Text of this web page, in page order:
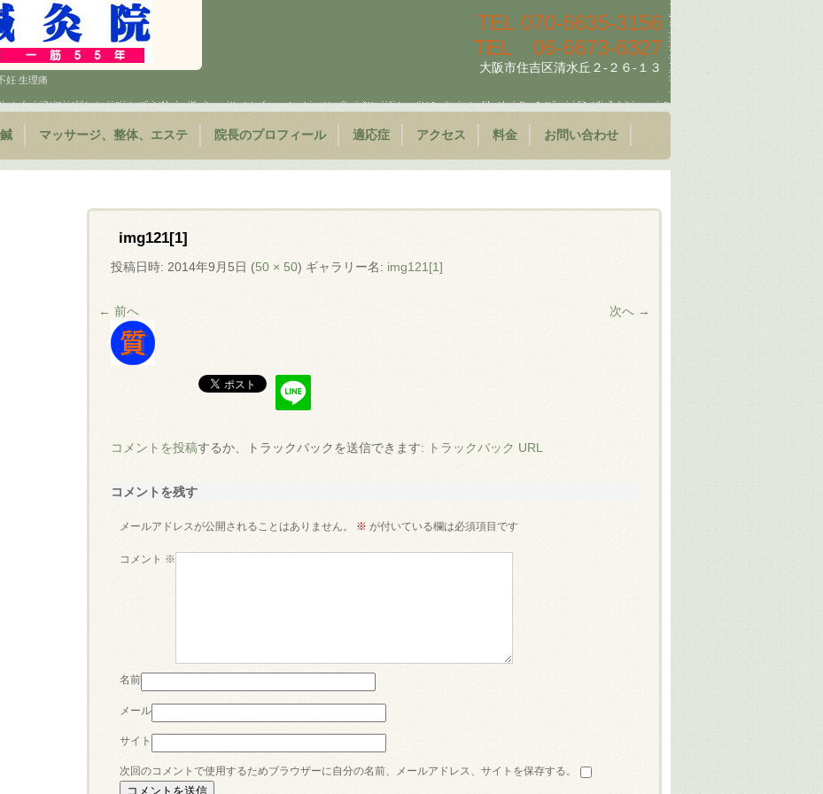
妊 生理痛
TEL 070-6635-3156
TEL 06-6673-6327
大阪市住吉区清水丘２-２６-１３
マッサージ、整体、エステ 院長のプロフィール 適応症 アクセス 料金 お問い合わせ
img121[1]
投稿日時: 2014年9月5日 (50 × 50) ギャラリー名: img121[1]
← 前へ 次へ →
コメントを投稿するか、トラックバックを送信できます: トラックバック URL
コメントを残す
メールアドレスが公開されることはありません。 ※ が付いている欄は必須項目です
コメント ※
名前
メール
サイト
次回のコメントで使用するためブラウザーに自分の名前、メールアドレス、サイトを保存する。